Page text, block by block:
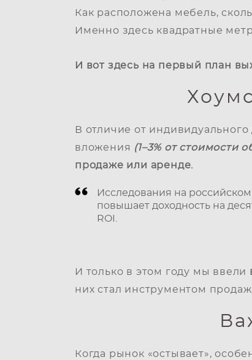
Как расположена мебель,
Именно здесь квадратные
И вот здесь на первый план
В отличие от
вложения (1–3% от стоимости
продаже или аренде.
Исследования на
повышает доходность на
ROI.
И только в этом году мы ввели
них стал инструментом
Когда рынок «остывает»,